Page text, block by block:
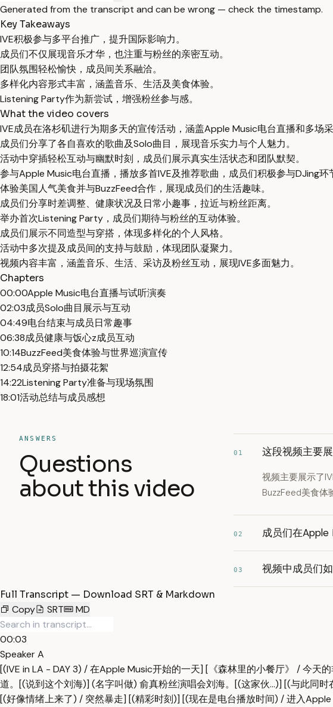
Generated from the transcript and can be wrong — check the timestamp.
Key Takeaways
IVE积极参与多平台推广，提升国际影响力。
成员们不仅展现音乐才华，也注重与粉丝的亲密互动。
团队氛围轻松愉快，成员间关系融洽。
多样化内容形式丰富，涵盖音乐、生活及美食体验。
Listening Party作为新尝试，增强粉丝参与感。
What the video covers
IVE成员在洛杉矶进行为期多天的宣传活动，涵盖Apple Music电台直播和多场采
成员们分享了各自喜欢的歌曲及Solo曲目，展现音乐实力与个人魅力。
活动中穿插轻松互动与幽默时刻，成员们展示真实生活状态和团队默契。
参与Apple Music电台直播，播放多首IVE及推荐歌曲，成员们积极参与DJing环
体验美国人气美食并与BuzzFeed合作，展现成员们的生活趣味。
成员们分享时差调整、健康状况及日常小趣事，拉近与粉丝距离。
举办首次Listening Party，成员们期待与粉丝的互动体验。
成员们展示不同造型与穿搭，体现多样化的个人风格。
活动中多次提及成员间的支持与鼓励，体现团队凝聚力。
视频内容丰富，涵盖音乐、生活、采访及粉丝互动，展现IVE多面魅力。
Chapters
00:00Apple Music电台直播与试听演奏
02:03成员Solo曲目展示与互动
04:49电台结束与成员日常趣事
06:38成员健康与饭心z成员互动
10:14BuzzFeed美食体验与世界巡演宣传
12:54成员穿搭与拍摄花絮
14:22Listening Party准备与现场氛围
18:01活动总结与成员感想
ANSWERS
Questions
about this video
01 这段视频主要
视频主要展示了
BuzzFeed美食体
02 成员们在Apple
03 视频中成员们
Full Transcript — Download SRT & Markdown
Copy
SRT MD
00:03
Speaker A
[(IVE in LA - DAY 3) / 在Apple Music开始的一天] [《森林里的小餐厅》 / 今天
道。[(说到这个刘海)] (名字叫做) 俞真粉丝演唱会刘海。[(这家伙...)] [(与此同
[(好像情绪上来了) / 突然暴走] [(精彩时刻)] [(现在是电台播放时间) / 进入